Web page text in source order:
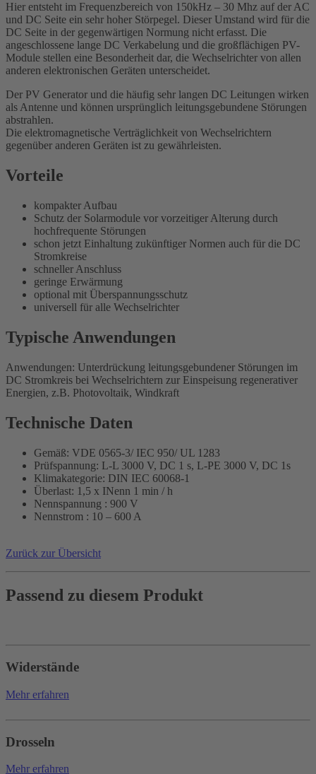
Hier entsteht im Frequenzbereich von 150kHz – 30 Mhz auf der AC
und DC Seite ein sehr hoher Störpegel. Dieser Umstand wird für die
DC Seite in der gegenwärtigen Normung nicht erfasst. Die
angeschlossene lange DC Verkabelung und die großflächigen PV-
Module stellen eine Besonderheit dar, die Wechselrichter von allen
anderen elektronischen Geräten unterscheidet.
Der PV Generator und die häufig sehr langen DC Leitungen wirken
als Antenne und können ursprünglich leitungsgebundene Störungen
abstrahlen.
Die elektromagnetische Verträglichkeit von Wechselrichtern
gegenüber anderen Geräten ist zu gewährleisten.
Vorteile
kompakter Aufbau
Schutz der Solarmodule vor vorzeitiger Alterung durch
hochfrequente Störungen
schon jetzt Einhaltung zukünftiger Normen auch für die DC
Stromkreise
schneller Anschluss
geringe Erwärmung
optional mit Überspannungsschutz
universell für alle Wechselrichter
Typische Anwendungen
Anwendungen: Unterdrückung leitungsgebundener Störungen im
DC Stromkreis bei Wechselrichtern zur Einspeisung regenerativer
Energien, z.B. Photovoltaik, Windkraft
Technische Daten
Gemäß: VDE 0565-3/ IEC 950/ UL 1283
Prüfspannung: L-L 3000 V, DC 1 s, L-PE 3000 V, DC 1s
Klimakategorie: DIN IEC 60068-1
Überlast: 1,5 x INenn 1 min / h
Nennspannung : 900 V
Nennstrom : 10 – 600 A
Zurück zur Übersicht
Passend zu diesem Produkt
Widerstände
Mehr erfahren
Drosseln
Mehr erfahren